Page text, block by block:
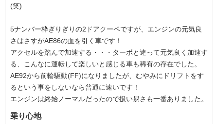
(笑)
5ナンバー枠ぎりぎりの2ドアクーペですが、エンジンの元気良
さはさすがAE86の血を引く車です！
アクセルを踏んで加速する・・・ターボと違って元気良く加速す
る、こんなに運転して楽しいと感じる車も稀有の存在でした。
AE92から前輪駆動(FF)になりましたが、むやみにドリフトをす
るという事をしないなら普通に速いです！
エンジンは終始ノーマルだったので扱い易さも一番ありました。
乗り心地